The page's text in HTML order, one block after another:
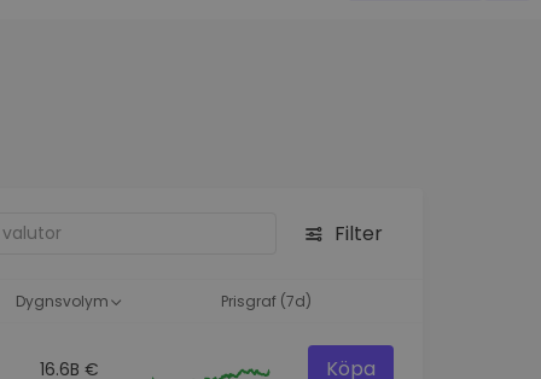
Filter
Dygnsvolym Prisgraf (7d)
16.6B € Köpa